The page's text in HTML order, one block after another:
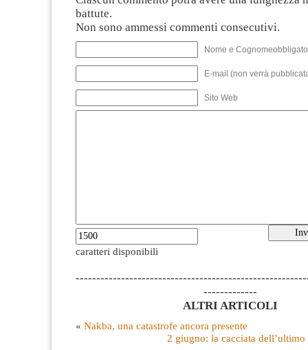
battute.
Non sono ammessi commenti consecutivi.
Nome e
E-mail (non verrà
Sito Web
caratteri disponibili
-------------
ALTRI ARTICOLI
« Nakba, una catastrofe ancora presente
2 giugno: la cacciata dell’ultimo